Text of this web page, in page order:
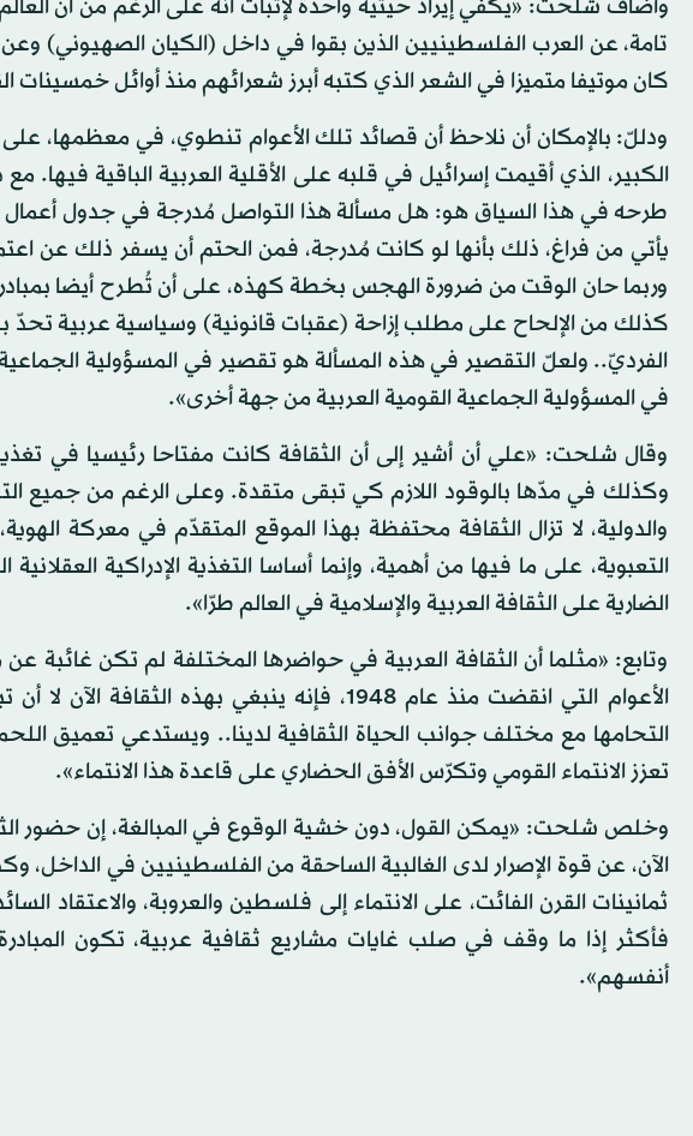
تامة، عن العرب الفلسطينيين الذين بقوا في داخل (الكيان الصهيوني) وعن
كان موتيفا متميزا في الشعر الذي كتبه أبرز شعرائهم منذ أوائل خمسينات
ودللّ: بالإمكان أن نلاحظ أن قصائد تلك الأعوام تنطوي، في معظمها،
الكبير، الذي أقيمت إسرائيل في قلبه على الأقلية العربية الباقية
طرحه في هذا السياق هو: هل مسألة هذا التواصل مُدرجة في جدول أعمال
يأتي من فراغ، ذلك بأنها لو كانت مُدرجة، فمن الحتم أن يسفر ذلك عن
وربما حان الوقت من ضرورة الهجس بخطة كهذه، على أن تُطرح أيضا بمبادرة
كذلك من الإلحاح على مطلب إزاحة (عقبات قانونية) وسياسية عربية
الفرديّ.. ولعلّ التقصير في هذه المسألة هو تقصير في المسؤولية
في المسؤولية الجماعية القومية العربية من جهة أخرى».
وقال شلحت: «علي أن أشير إلى أن الثقافة كانت مفتاحا رئيسيا في
وكذلك في مدّها بالوقود اللازم كي تبقى متقدة. وعلى الرغم من جميع
والدولية، لا تزال الثقافة محتفظة بهذا الموقع المتقدّم في معركة
التعبوية، على ما فيها من أهمية، وإنما أساسا التغذية الإدراكية
الضارية على الثقافة العربية والإسلامية في العالم طرّا».
وتابع: «مثلما أن الثقافة العربية في حواضرها المختلفة لم تكن غائبة
الأعوام التي انقضت منذ عام 1948، فإنه ينبغي
التحامها مع مختلف جوانب الحياة الثقافية لدينا.. ويستدعي تعميق
تعزز الانتماء القومي وتكرّس الأفق الحضاري على قاعدة هذا الانتماء».
وخلص شلحت: «يمكن القول، دون خشية الوقوع في المبالغة، إن حضور
الآن، عن قوة الإصرار لدى الغالبية الساحقة من الفلسطينيين في الداخل،
ثمانينات القرن الفائت، على الانتماء إلى فلسطين والعروبة، والاعتقاد
فأكثر إذا ما وقف في صلب غايات مشاريع ثقافية عربية، تكون
أنفسهم».